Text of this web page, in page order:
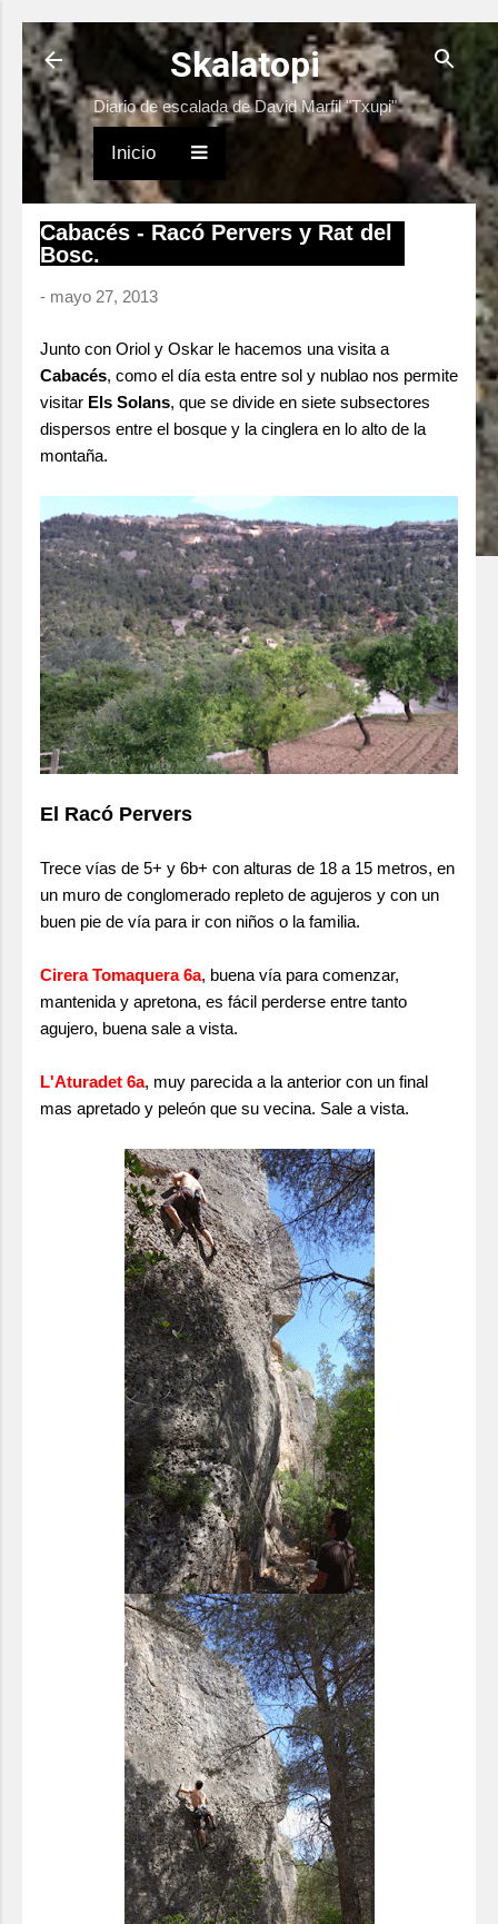
Ir al contenido principal
Skalatopi
Diario de escalada de David Marfil "Txupi"
Inicio
Cabacés - Racó Pervers y Rat del
Bosc.
- mayo 27, 2013
Junto con Oriol y Oskar le hacemos una visita a
Cabacés, como el día esta entre sol y nublao nos permite
visitar Els Solans, que se divide en siete subsectores
dispersos entre el bosque y la cinglera en lo alto de la
montaña.
El Racó Pervers
Trece vías de 5+ y 6b+ con alturas de 18 a 15 metros, en
un muro de conglomerado repleto de agujeros y con un
buen pie de vía para ir con niños o la familia.
Cirera Tomaquera 6a, buena vía para comenzar,
mantenida y apretona, es fácil perderse entre tanto
agujero, buena sale a vista.
L'Aturadet 6a, muy parecida a la anterior con un final
mas apretado y peleón que su vecina. Sale a vista.